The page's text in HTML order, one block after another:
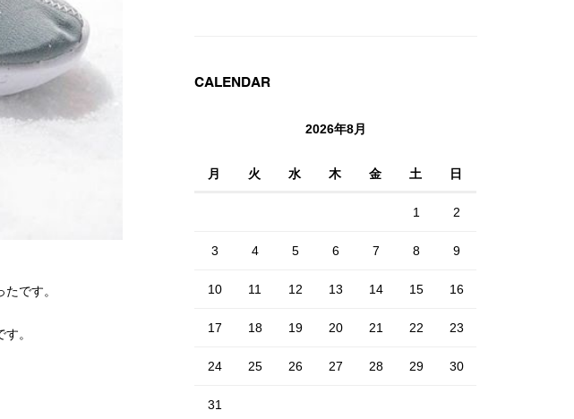
です。
。
CALENDAR
2026年8月
月 火 水 木 金 土 日
1 2
3 4 5 6 7 8 9
10 11 12 13 14 15 16
17 18 19 20 21 22 23
24 25 26 27 28 29 30
31